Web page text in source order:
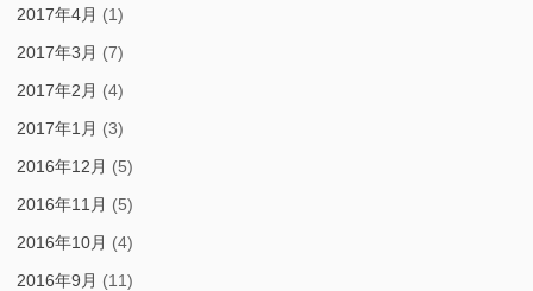
2017年4月 (1)
2017年3月 (7)
2017年2月 (4)
2017年1月 (3)
2016年12月 (5)
2016年11月 (5)
2016年10月 (4)
2016年9月 (11)